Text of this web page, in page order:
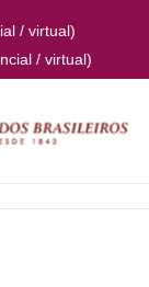
/ virtual)
/ virtual)